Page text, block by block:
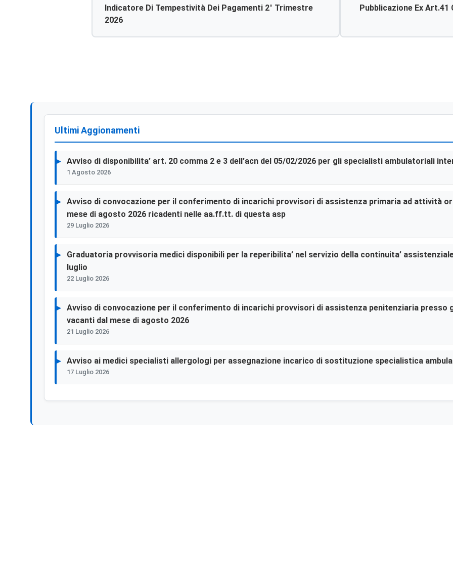
Indicatore Di Tempestività Dei Pagamenti 2° Trimestre
2026
Pubblicazione Ex Art.41
Ultimi Aggionamenti
Avviso di disponibilita’ art. 20 comma 2 e 3 dell’acn del 05/02/2026 per gli specialisti ambulatoriali
1 Agosto 2026
Avviso di convocazione per il conferimento di incarichi provvisori di assistenza primaria ad attività
mese di agosto 2026 ricadenti nelle aa.ff.tt. di questa asp
29 Luglio 2026
Graduatoria provvisoria medici disponibili per la reperibilita’ nel servizio della continuita’
luglio
22 Luglio 2026
Avviso di convocazione per il conferimento di incarichi provvisori di assistenza penitenziaria
vacanti dal mese di agosto 2026
21 Luglio 2026
Avviso ai medici specialisti allergologi per assegnazione incarico di sostituzione specialistica
17 Luglio 2026